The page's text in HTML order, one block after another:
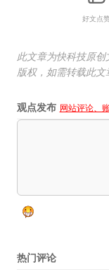
好文点
此文章为快科技原
版权，如需转载此
观点发布 网站评论、
热门评论